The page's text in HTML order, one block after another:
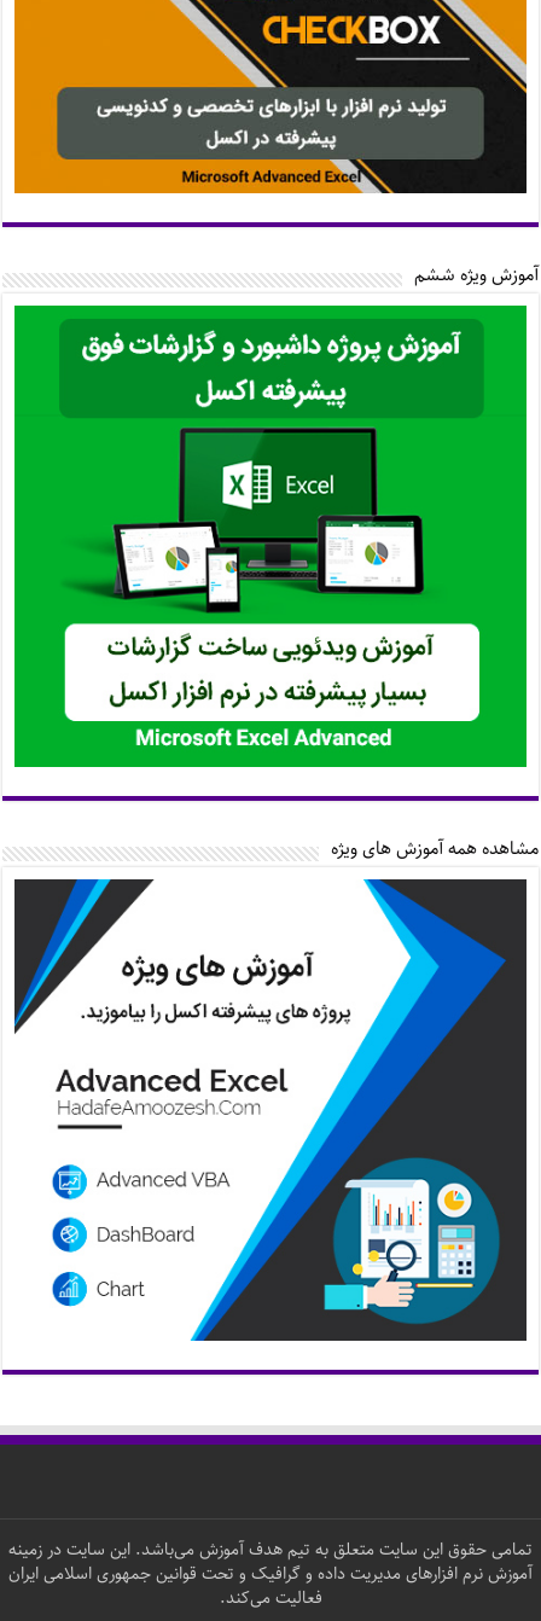
آموزش ویژه ششم
مشاهده همه آموزش های ویژه
تمامی حقوق این سایت متعلق به تیم هدف آموزش می‌باشد. این سایت در زمینه
آموزش نرم افزارهای مدیریت داده و گرافیک و تحت قوانین جمهوری اسلامی ایران
فعالیت می‌کند.